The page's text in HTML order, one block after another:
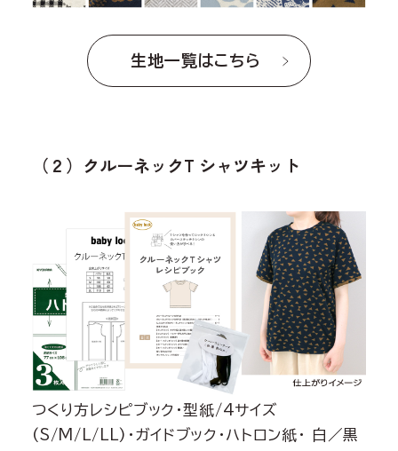
生地一覧はこちら
（２）クルーネックT シャツキット
つくり方レシピブック・型紙/4サイズ
(S/M/L/LL)・ガイドブック・ハトロン紙・ 白／黒